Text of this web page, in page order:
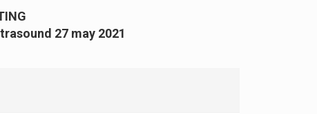
27 may 2021